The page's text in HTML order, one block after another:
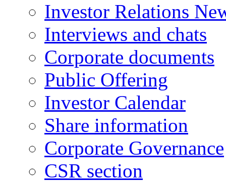
Investor Relations
Interviews and chats
Corporate documents
Public Offering
Investor Calendar
Share information
Corporate Governance
CSR section